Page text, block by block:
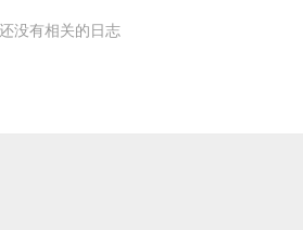
还没有相关的日志